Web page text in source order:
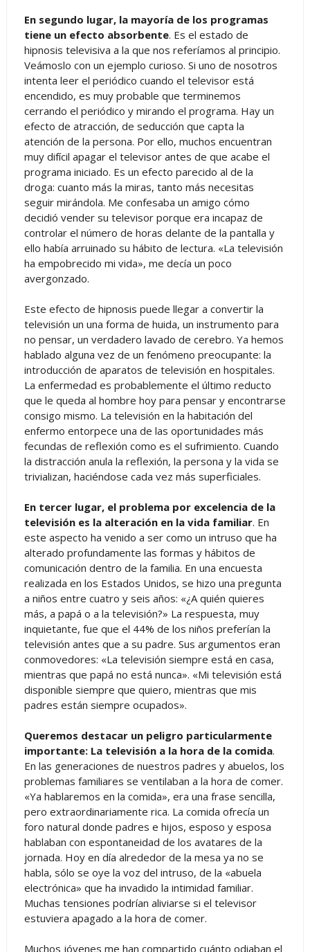
En segundo lugar, la mayoría de los programas
tiene un efecto absorbente. Es el estado de
hipnosis televisiva a la que nos referíamos al principio.
Veámoslo con un ejemplo curioso. Si uno de nosotros
intenta leer el periódico cuando el televisor está
encendido, es muy probable que terminemos
cerrando el periódico y mirando el programa. Hay un
efecto de atracción, de seducción que capta la
atención de la persona. Por ello, muchos encuentran
muy difícil apagar el televisor antes de que acabe el
programa iniciado. Es un efecto parecido al de la
droga: cuanto más la miras, tanto más necesitas
seguir mirándola. Me confesaba un amigo cómo
decidió vender su televisor porque era incapaz de
controlar el número de horas delante de la pantalla y
ello había arruinado su hábito de lectura. «La televisión
ha empobrecido mi vida», me decía un poco
avergonzado.
Este efecto de hipnosis puede llegar a convertir la
televisión un una forma de huida, un instrumento para
no pensar, un verdadero lavado de cerebro. Ya hemos
hablado alguna vez de un fenómeno preocupante: la
introducción de aparatos de televisión en hospitales.
La enfermedad es probablemente el último reducto
que le queda al hombre hoy para pensar y encontrarse
consigo mismo. La televisión en la habitación del
enfermo entorpece una de las oportunidades más
fecundas de reflexión como es el sufrimiento. Cuando
la distracción anula la reflexión, la persona y la vida se
trivializan, haciéndose cada vez más superficiales.
En tercer lugar, el problema por excelencia de la
televisión es la alteración en la vida familiar. En
este aspecto ha venido a ser como un intruso que ha
alterado profundamente las formas y hábitos de
comunicación dentro de la familia. En una encuesta
realizada en los Estados Unidos, se hizo una pregunta
a niños entre cuatro y seis años: «¿A quién quieres
más, a papá o a la televisión?» La respuesta, muy
inquietante, fue que el 44% de los niños preferían la
televisión antes que a su padre. Sus argumentos eran
conmovedores: «La televisión siempre está en casa,
mientras que papá no está nunca». «Mi televisión está
disponible siempre que quiero, mientras que mis
padres están siempre ocupados».
Queremos destacar un peligro particularmente
importante: La televisión a la hora de la comida.
En las generaciones de nuestros padres y abuelos, los
problemas familiares se ventilaban a la hora de comer.
«Ya hablaremos en la comida», era una frase sencilla,
pero extraordinariamente rica. La comida ofrecía un
foro natural donde padres e hijos, esposo y esposa
hablaban con espontaneidad de los avatares de la
jornada. Hoy en día alrededor de la mesa ya no se
habla, sólo se oye la voz del intruso, de la «abuela
electrónica» que ha invadido la intimidad familiar.
Muchas tensiones podrían aliviarse si el televisor
estuviera apagado a la hora de comer.
Muchos jóvenes me han compartido cuánto odiaban el